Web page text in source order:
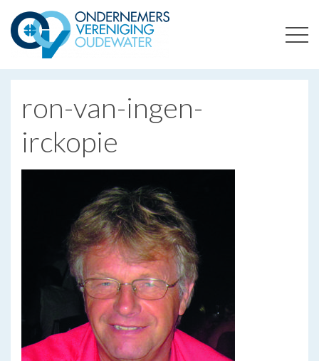
ONDERNEMERSVERENIGING OUDEWATER
ron-van-ingen-
irckopie